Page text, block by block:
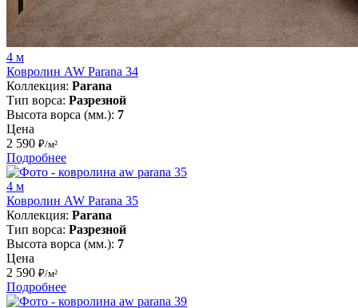
4 м
Ковролин AW Parana 34
Коллекция: Parana
Тип ворса: Разрезной
Высота ворса (мм.): 7
Цена
2 590 ₽/м²
Подробнее
4 м
Ковролин AW Parana 35
Коллекция: Parana
Тип ворса: Разрезной
Высота ворса (мм.): 7
Цена
2 590 ₽/м²
Подробнее